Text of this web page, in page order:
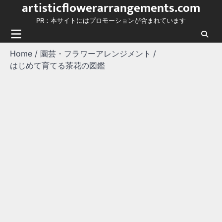
content
artisticflowerarrangements.com
PR：本サイトにはプロモーションが含まれています
Home
園芸・フラワーアレンジメント
はじめて育てる茶花の図鑑